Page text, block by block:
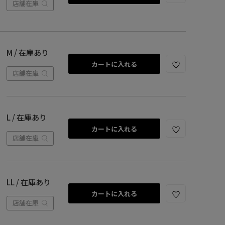
店舗在庫
M / 在庫あり
店舗在庫
カートに入れる
L / 在庫あり
店舗在庫
カートに入れる
LL / 在庫あり
店舗在庫
カートに入れる